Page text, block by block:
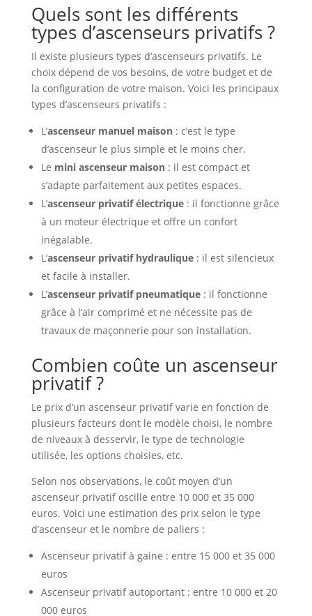
Quels sont les différents
types d’ascenseurs privatifs ?
Il existe plusieurs types d’ascenseurs privatifs. Le
choix dépend de vos besoins, de votre budget et de
la configuration de votre maison. Voici les principaux
types d’ascenseurs privatifs :
L’ascenseur manuel maison: c’est le type
d’ascenseur le plus simple et le moins cher.
Le mini ascenseur maison: il est compact et
s’adapte parfaitement aux petites espaces.
L’ascenseur privatif électrique: il fonctionne grâce
à un moteur électrique et offre un confort
inégalable.
L’ascenseur privatif hydraulique: il est silencieux
et facile à installer.
L’ascenseur privatif pneumatique: il fonctionne
grâce à l’air comprimé et ne nécessite pas de
travaux de maçonnerie pour son installation.
Combien coûte un ascenseur
privatif ?
Le prix d’un ascenseur privatif varie en fonction de
plusieurs facteurs dont le modèle choisi, le nombre
de niveaux à desservir, le type de technologie
utilisée, les options choisies, etc.
Selon nos observations, le coût moyen d’un
ascenseur privatif oscille entre 10 000 et 35 000
euros. Voici une estimation des prix selon le type
d’ascenseur et le nombre de paliers :
Ascenseur privatif à gaine : entre 15 000 et 35 000
euros
Ascenseur privatif autoportant : entre 10 000 et 20
000 euros